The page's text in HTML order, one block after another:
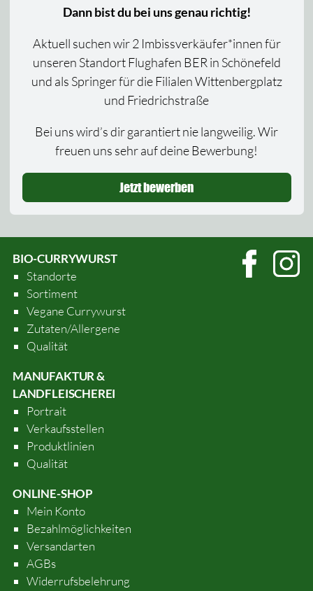
Dann bist du bei uns genau richtig!
Aktuell suchen wir 2 Imbissverkäufer*innen für
unseren Standort Flughafen BER in Schönefeld
und als Springer für die Filialen Wittenbergplatz
und Friedrichstraße
Bei uns wird’s dir garantiert nie langweilig. Wir
freuen uns sehr auf deine Bewerbung!
Jetzt bewerben
BIO-CURRYWURST
Standorte
Sortiment
Vegane Currywurst
Zutaten/Allergene
Qualität
MANUFAKTUR &
LANDFLEISCHEREI
Portrait
Verkaufsstellen
Produktlinien
Qualität
ONLINE-SHOP
Mein Konto
Bezahlmöglichkeiten
Versandarten
AGBs
Widerrufsbelehrung